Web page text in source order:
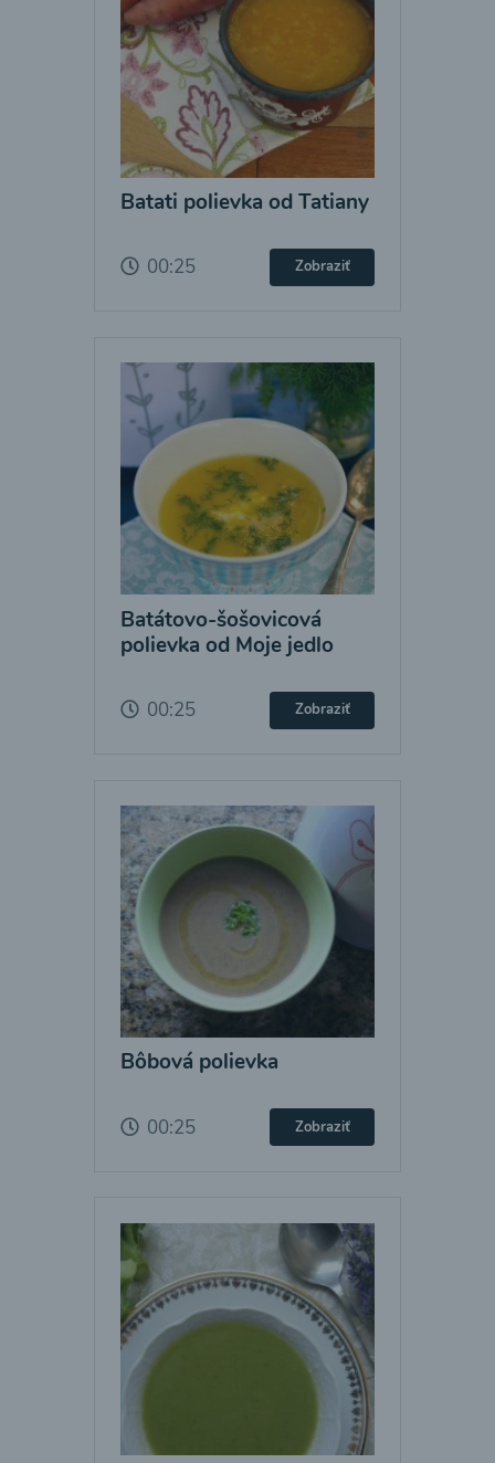
Batati polievka od Tatiany
00:25 Zobraziť
Batátovo-šošovicová
polievka od Moje jedlo
00:25 Zobraziť
Bôbová polievka
00:25 Zobraziť